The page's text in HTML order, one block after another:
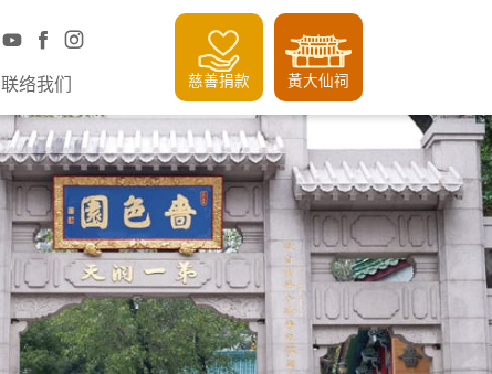
联络我们 慈善捐款 黃大仙祠